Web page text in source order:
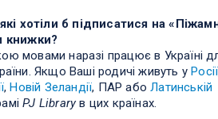
хотіли б підписатися на
книжки?
мовами наразі працює в Україні
Якщо Ваші родичі живуть уРосії
,Новій Зеландії, ПАР абоЛатинській
PJ Libraryв цих країнах.